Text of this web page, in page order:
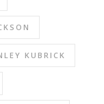
KUBRICK